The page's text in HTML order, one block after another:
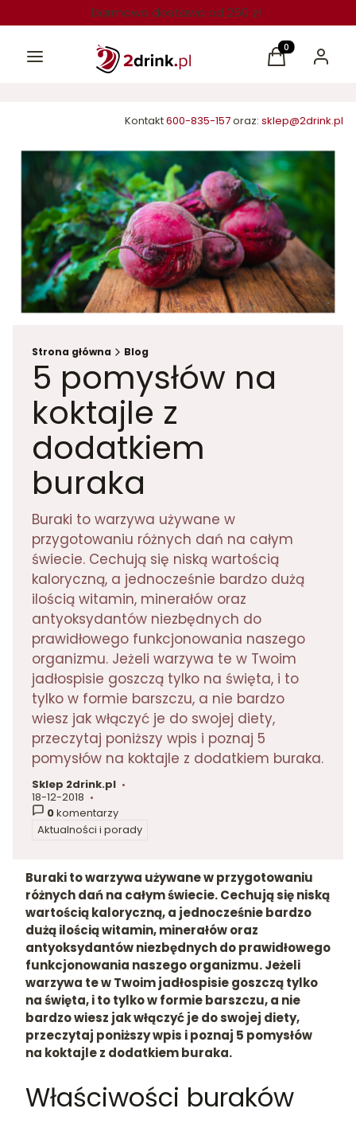
Darmowa dostawa od 250 zł
Menu Produkty w
Koszyk Zaloguj
Kontakt600-835-157oraz: sklep@2drink.pl
Strona główna Blog
5 pomysłów na
koktajle z
dodatkiem
buraka
Buraki to warzywa używane w
przygotowaniu różnych dań na całym
świecie. Cechują się niską wartością
kaloryczną, a jednocześnie bardzo dużą
ilością witamin, minerałów oraz
antyoksydantów niezbędnych do
prawidłowego funkcjonowania naszego
organizmu. Jeżeli warzywa te w Twoim
jadłospisie goszczą tylko na święta, i to
tylko w formie barszczu, a nie bardzo
wiesz jak włączyć je do swojej diety,
przeczytaj poniższy wpis i poznaj 5
pomysłów na koktajle z dodatkiem buraka.
autor:
Sklep 2drink.pl
dodano:
18-12-2018
0komentarzy
w kategorii
Aktualności i porady
Buraki to warzywa używane w przygotowaniu
różnych dań na całym świecie. Cechują się niską
wartością kaloryczną, a jednocześnie bardzo
dużą ilością witamin, minerałów oraz
antyoksydantów niezbędnych do prawidłowego
funkcjonowania naszego organizmu. Jeżeli
warzywa te w Twoim jadłospisie goszczą tylko
na święta, i to tylko w formie barszczu, a nie
bardzo wiesz jak włączyć je do swojej diety,
przeczytaj poniższy wpis i poznaj 5 pomysłów
na koktajle z dodatkiem buraka.
Właściwości buraków